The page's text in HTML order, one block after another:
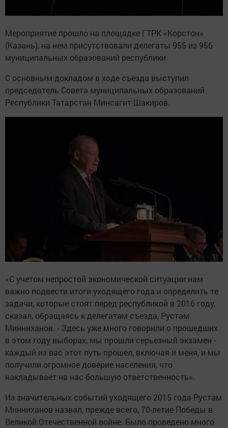
Мероприятие прошло на площадке ГТРК «Корстон»
(Казань), на нем присутствовали делегаты 955 из 956
муниципальных образований республики.
С основным докладом в ходе съезда выступил
председатель Совета муниципальных образований
Республики Татарстан Минсагит Шакиров.
«С учетом непростой экономической ситуации нам
важно подвести итоги уходящего года и определить те
задачи, которые стоят перед республикой в 2016 году,
сказал, обращаясь к делегатам съезда, Рустам
Минниханов. - Здесь уже много говорили о прошедших
в этом году выборах, мы прошли серьезный экзамен -
каждый из вас этот путь прошел, включая и меня, и мы
получили огромное доверие населения, что
накладывает на нас большую ответственность».
Из значительных событий уходящего 2015 года Рустам
Минниханов назвал, прежде всего, 70-летие Победы в
Великой Отечественной войне. Было проведено много